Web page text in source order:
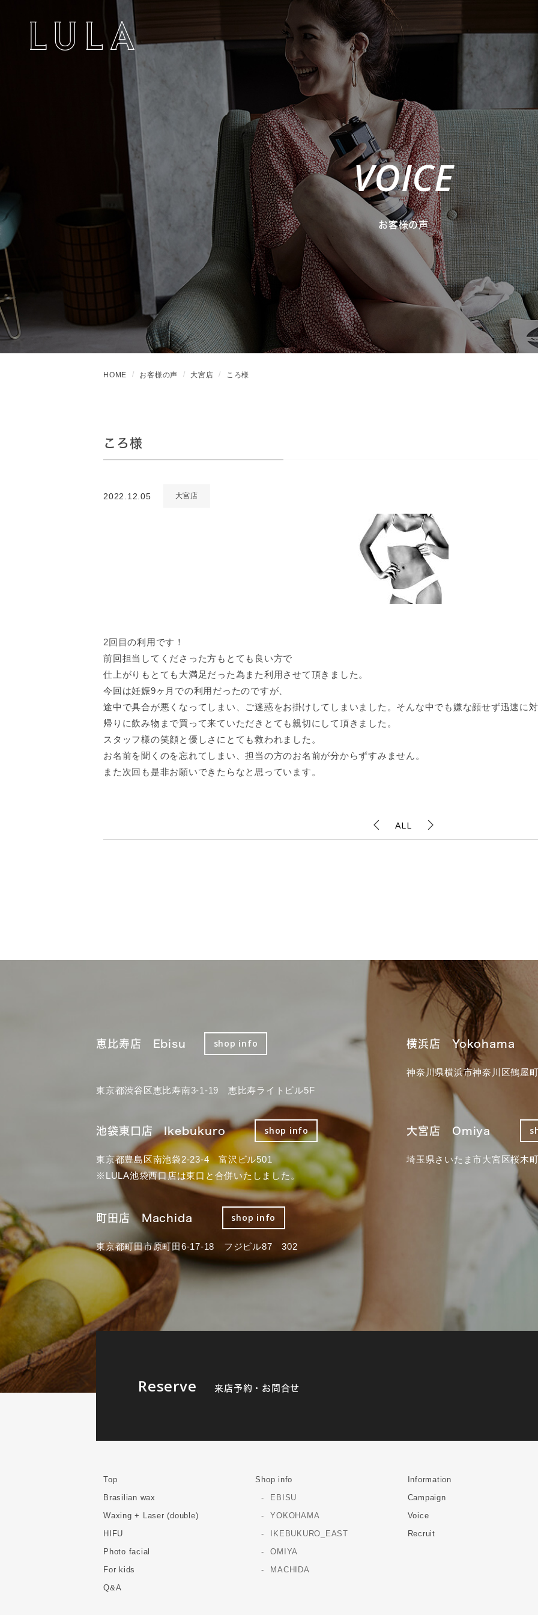
VOICE
お客様の声
HOME お客様の声 大宮店 ころ様
ころ様
2022.12.05 大宮店
2回目の利用です！
前回担当してくださった方もとても良い方で
仕上がりもとても大満足だった為また利用させて頂きました。
今回は妊娠9ヶ月での利用だったのですが、
途中で具合が悪くなってしまい、ご迷惑をお掛けしてしまいました。そんな中でも嫌な顔せず迅速に対
帰りに飲み物まで買って来ていただきとても親切にして頂きました。
スタッフ様の笑顔と優しさにとても救われました。
お名前を聞くのを忘れてしまい、担当の方のお名前が分からずすみません。
また次回も是非お願いできたらなと思っています。
ALL
恵比寿店 Ebisu shop info
東京都渋谷区恵比寿南3-1-19 恵比寿ライトビル5F
横浜店 Yokohama
神奈川県横浜市神奈川区鶴屋
池袋東口店 Ikebukuro shop info
東京都豊島区南池袋2-23-4 富沢ビル501
※LULA池袋西口店は東口と合併いたしました。
大宮店 Omiya
埼玉県さいたま市大宮区桜木
町田店 Machida shop info
東京都町田市原町田6-17-18 フジビル87 302
Reserve 来店予約・お問合せ
Top
Brasilian wax
Waxing + Laser (double)
HIFU
Photo facial
For kids
Q&A
Shop info
EBISU
YOKOHAMA
IKEBUKURO_EAST
OMIYA
MACHIDA
Information
Campaign
Voice
Recruit